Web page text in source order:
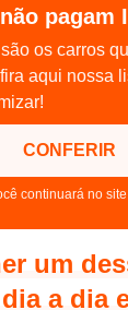
pagam
os carros
aqui nossa
CONFERIR
continuará no site
um
a dia